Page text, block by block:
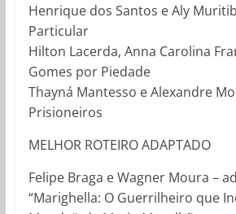
Henrique dos Santos e Aly
Particular
Hilton Lacerda, Anna Carolina
Gomes por Piedade
Thayná Mantesso e Alexandre
Prisioneiros
MELHOR ROTEIRO ADAPTADO
Felipe Braga e Wagner Moura –
“Marighella: O Guerrilheiro que